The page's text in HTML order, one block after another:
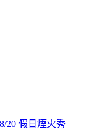
萬安鬆口「沒放假原